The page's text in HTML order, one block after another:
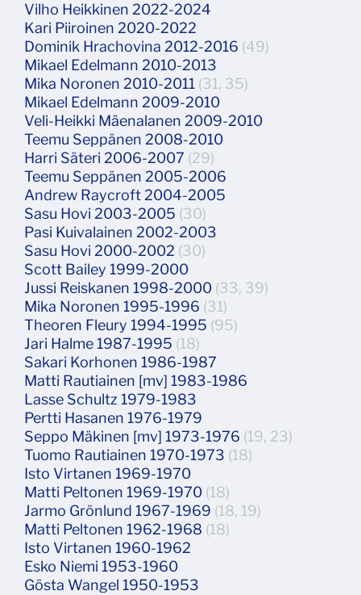
Vilho Heikkinen 2022-2024
Kari Piiroinen 2020-2022
Dominik Hrachovina 2012-2016 (49)
Mikael Edelmann 2010-2013
Mika Noronen 2010-2011 (31, 35)
Mikael Edelmann 2009-2010
Veli-Heikki Mäenalanen 2009-2010
Teemu Seppänen 2008-2010
Harri Säteri 2006-2007 (29)
Teemu Seppänen 2005-2006
Andrew Raycroft 2004-2005
Sasu Hovi 2003-2005 (30)
Pasi Kuivalainen 2002-2003
Sasu Hovi 2000-2002 (30)
Scott Bailey 1999-2000
Jussi Reiskanen 1998-2000 (33, 39)
Mika Noronen 1995-1996 (31)
Theoren Fleury 1994-1995 (95)
Jari Halme 1987-1995 (18)
Sakari Korhonen 1986-1987
Matti Rautiainen [mv] 1983-1986
Lasse Schultz 1979-1983
Pertti Hasanen 1976-1979
Seppo Mäkinen [mv] 1973-1976 (19, 23)
Tuomo Rautiainen 1970-1973 (18)
Isto Virtanen 1969-1970
Matti Peltonen 1969-1970 (18)
Jarmo Grönlund 1967-1969 (18, 19)
Matti Peltonen 1962-1968 (18)
Isto Virtanen 1960-1962
Esko Niemi 1953-1960
Gösta Wangel 1950-1953